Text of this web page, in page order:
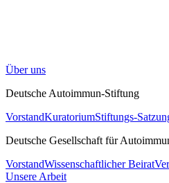
Über uns
Deutsche Autoimmun-Stiftung
VorstandKuratoriumStiftungs-
Deutsche Gesellschaft für
VorstandWissenschaftlicher Beirat
Unsere Arbeit